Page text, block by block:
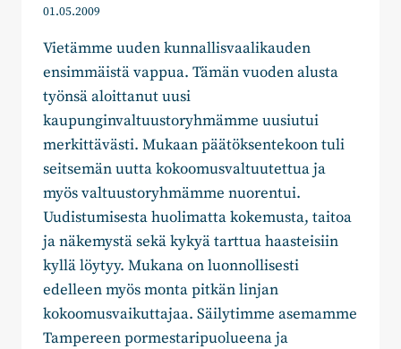
01.05.2009
Vietämme uuden kunnallisvaalikauden
ensimmäistä vappua. Tämän vuoden alusta
työnsä aloittanut uusi
kaupunginvaltuustoryhmämme uusiutui
merkittävästi. Mukaan päätöksentekoon tuli
seitsemän uutta kokoomusvaltuutettua ja
myös valtuustoryhmämme nuorentui.
Uudistumisesta huolimatta kokemusta, taitoa
ja näkemystä sekä kykyä tarttua haasteisiin
kyllä löytyy. Mukana on luonnollisesti
edelleen myös monta pitkän linjan
kokoomusvaikuttajaa. Säilytimme asemamme
Tampereen pormestaripuolueena ja